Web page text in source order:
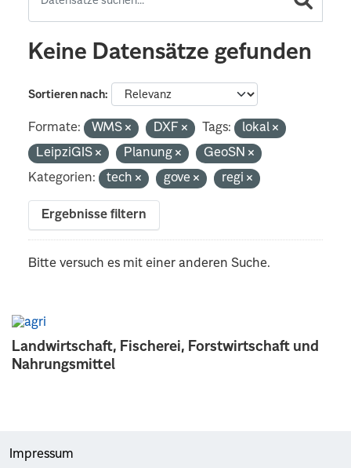
Landwirtschaft, Fischerei, Forstwirtschaft und
Nahrungsmittel
Keine Datensätze gefunden
Sortieren nach
Formate: WMS DXF Tags:
lokal
LeipziGIS
Planung
GeoSN
Kategorien:
tech gove regi
Ergebnisse filtern
Bitte versuch es mit einer anderen Suche.
Impressum